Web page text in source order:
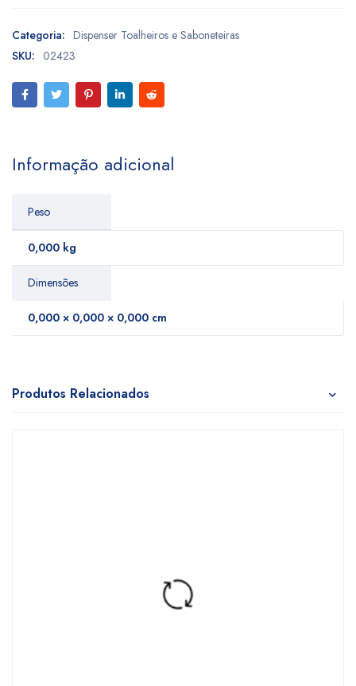
Categoria: Dispenser Toalheiros e Saboneteiras
SKU: 02423
Informação adicional
Peso
0,000 kg
Dimensões
0,000 × 0,000 × 0,000 cm
Produtos Relacionados